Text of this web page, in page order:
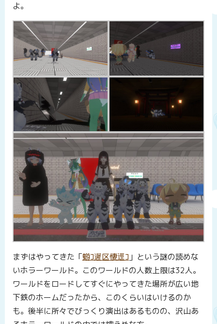
よ。
まずはやってきた「蝣ｺ遲区悽逕ｺ 」という謎の読めな
いホラーワールド。このワールドの人数上限は32人。
ワールドをロードしてすぐにやってきた場所が広い地
下鉄のホームだったから、このくらいはいけるのか
も。後半に所々でびっくり演出はあるものの、沢山あ